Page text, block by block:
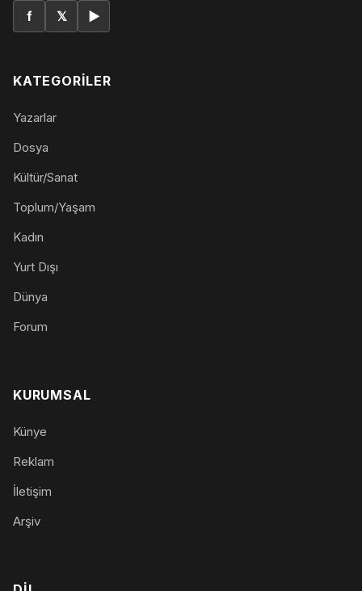
f 𝕏 ▶
KATEGORILER
Yazarlar
Dosya
Kültür/Sanat
Toplum/Yaşam
Kadın
Yurt Dışı
Dünya
Forum
KURUMSAL
Künye
Reklam
İletişim
Arşiv